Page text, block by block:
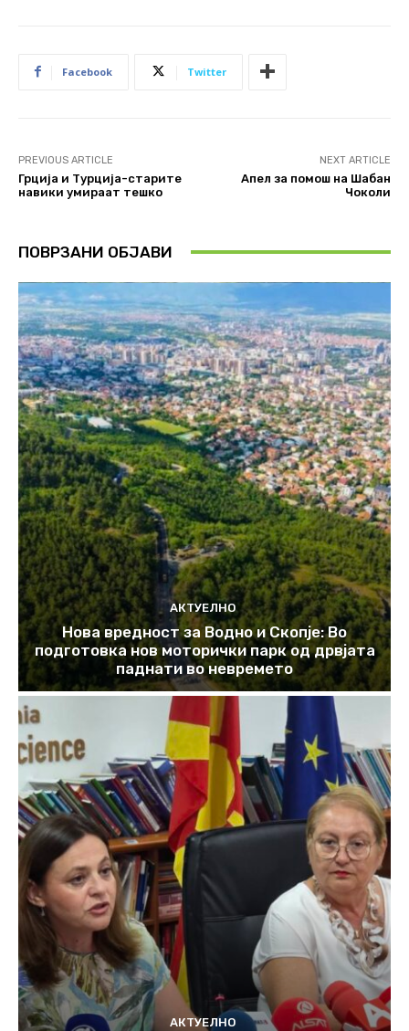
Facebook Twitter
PREVIOUS ARTICLE
Грција и Турција-старите
навики умираат тешко
NEXT ARTICLE
Апел за помош на Шабан
Чоколи
ПОВРЗАНИ ОБЈАВИ
АКТУЕЛНО
Нова вредност за Водно и Скопје: Во
подготовка нов моторички парк од дрвјата
паднати во невремето
АКТУЕЛНО